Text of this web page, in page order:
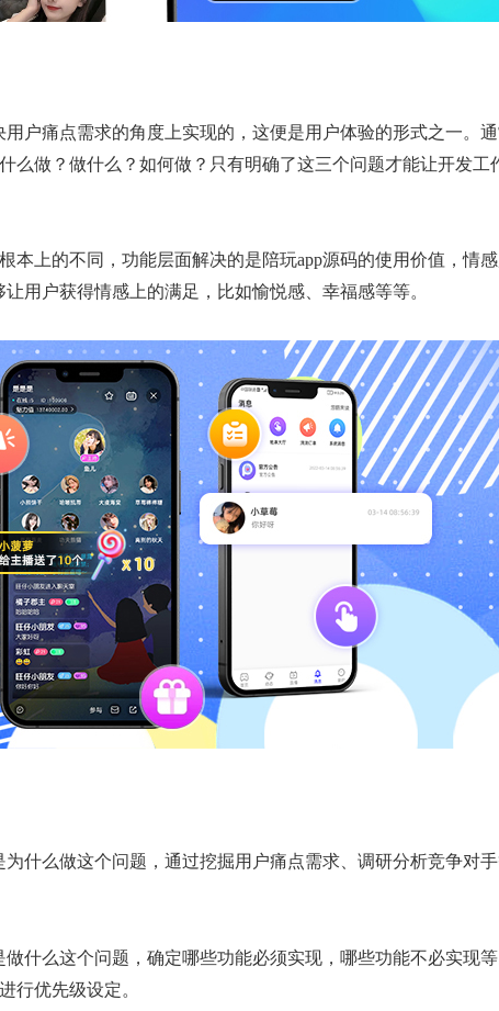
户痛点需求的角度上实现的，这便是用户体验的形式之一。
么做？做什么？如何做？只有明确了这三个问题才能让开发工
本上的不同，功能层面解决的是陪玩app源码的使用价值，情
用户获得情感上的满足，比如愉悦感、幸福感等等。
为什么做这个问题，通过挖掘用户痛点需求、调研分析竞争对
什么这个问题，确定哪些功能必须实现，哪些功能不必实现
行优先级设定。